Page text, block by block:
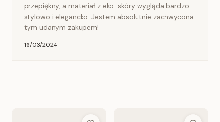
przepiękny, a materiał z eko-skóry wygląda bardzo
stylowo i elegancko. Jestem absolutnie zachwycona
tym udanym zakupem!
16/03/2024